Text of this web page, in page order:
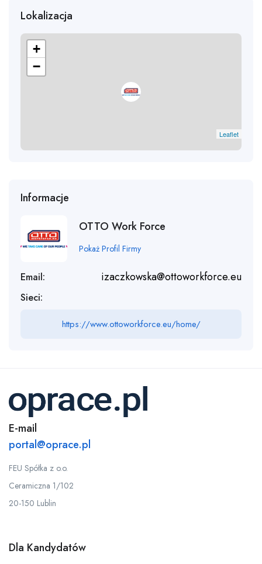
Lokalizacja
+
−
Leaflet
Informacje
OTTO Work Force
Pokaż Profil Firmy
Email: izaczkowska@ottoworkforce.eu
Sieci:
https://www.ottoworkforce.eu/home/
E-mail
portal@oprace.pl
FEU Spółka z o.o.
Ceramiczna 1/102
20-150 Lublin
Dla Kandydatów